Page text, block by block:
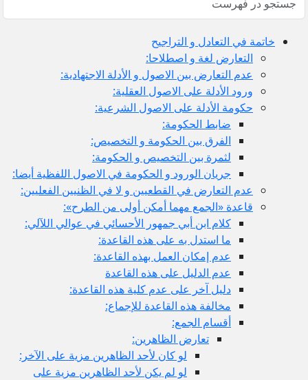
خاتمة في التعادل و التراجيح
التعارض لغة و اصطلاحا:
عدم التعارض بين الاصول و الأدلة الاجتهادية:
ورود الأدلة على الاصول العقلية:
حكومة الأدلة على الاصول الشرعية:
ضابط الحكومة:
الفرق بين الحكومة و التخصيص:
لثمرة بين التخصيص و الحكومة:
جريان الورود و الحكومة في الاصول اللفظية أيضا:
عدم التعارض في القطعيين و لا في الظنيين الفعليين:
قاعدة «الجمع مهما أمكن أولى من الطرح»:
كلام ابن أبي جمهور الأحسائي في عوالي اللآلي:
ما استدل به على هذه القاعدة:
عدم إمكان العمل بهذه القاعدة:
عدم الدليل على هذه القاعدة
دليل آخر على عدم كلية هذه القاعدة:
مخالفة هذه القاعدة للإجماع:
أقسام الجمع:
تعارض الظاهرين:
لو كان لأحد الظاهرين مزية على الآخر:
لو لم يكن لأحد الظاهرين مزية على